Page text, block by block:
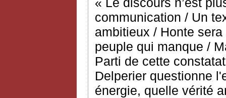
communication / Un
ambitieux / Honte
peuple qui manque /
Parti de cette
Delperier questionne
énergie, quelle vérité